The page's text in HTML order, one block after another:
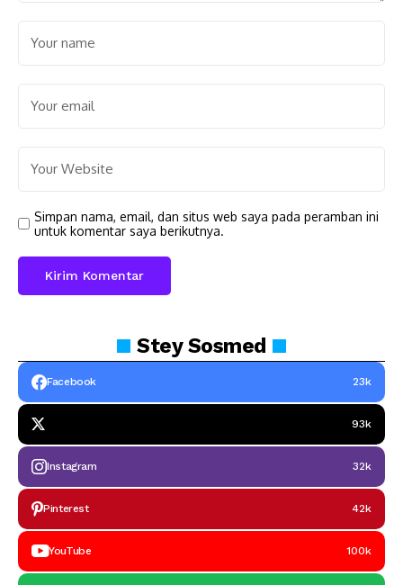
Simpan nama, email, dan situs web saya pada peramban ini
untuk komentar saya berikutnya.
SteySosmed
Facebook 23k
93k
Instagram 32k
Pinterest 42k
YouTube 100k